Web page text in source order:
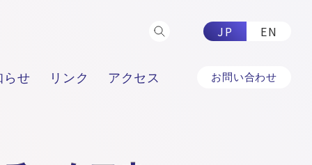
JP EN
らせ リンク アクセス お問い合わせ